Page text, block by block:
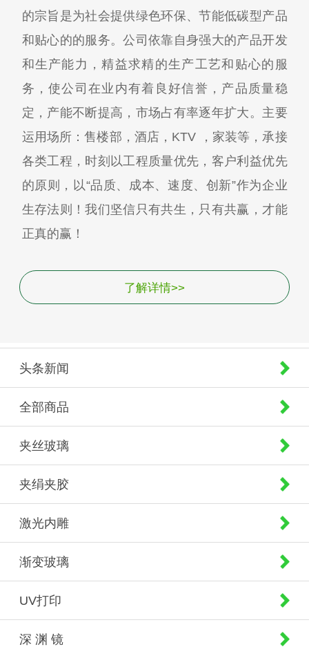
的宗旨是为社会提供绿色环保、节能低碳型产品
和贴心的的服务。公司依靠自身强大的产品开发
和生产能力，精益求精的生产工艺和贴心的服
务，使公司在业内有着良好信誉，产品质量稳
定，产能不断提高，市场占有率逐年扩大。主要
运用场所：售楼部，酒店，KTV ，家装等，承接
各类工程，时刻以工程质量优先，客户利益优先
的原则，以“品质、成本、速度、创新”作为企业
生存法则！我们坚信只有共生，只有共赢，才能
正真的赢！
了解详情>>
头条新闻
全部商品
夹丝玻璃
夹绢夹胶
激光内雕
渐变玻璃
UV打印
深 渊 镜